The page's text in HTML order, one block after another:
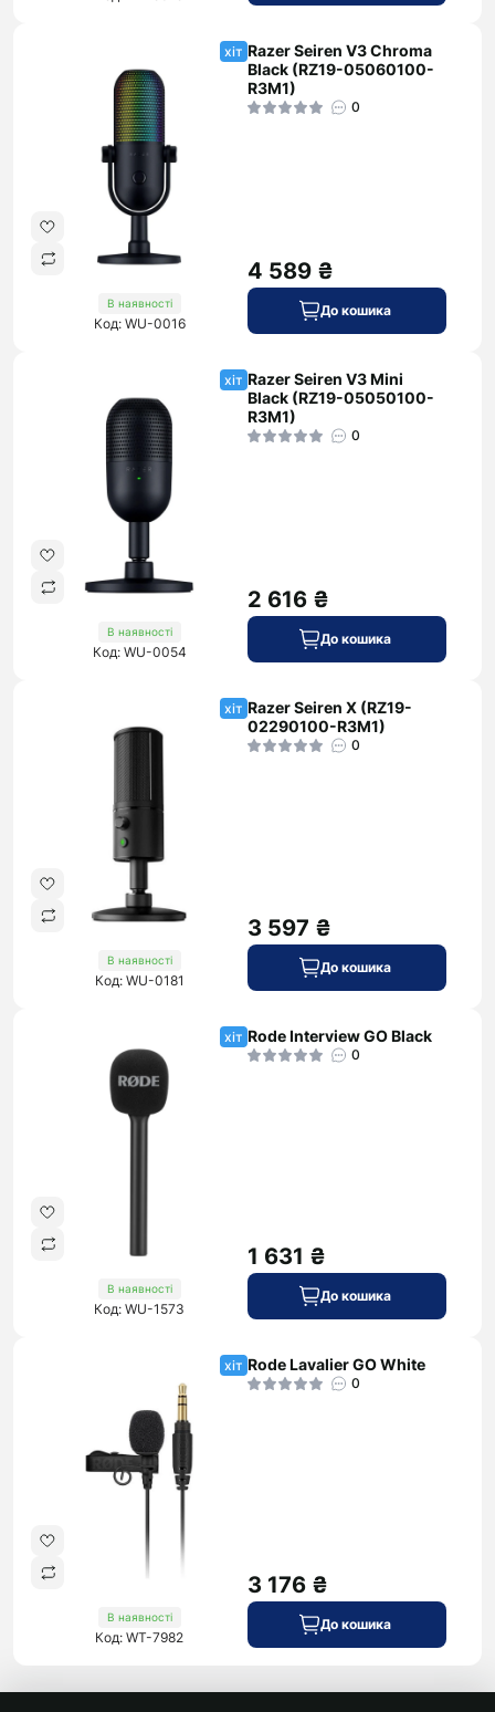
хіт
В наявності
Код: WU-0016
Razer Seiren V3 Chroma
Black (RZ19-05060100-
R3M1)
0
4 589 ₴
До кошика
хіт
В наявності
Код: WU-0054
Razer Seiren V3 Mini
Black (RZ19-05050100-
R3M1)
0
2 616 ₴
До кошика
хіт
В наявності
Код: WU-0181
Razer Seiren X (RZ19-
02290100-R3M1)
0
3 597 ₴
До кошика
хіт
В наявності
Код: WU-1573
Rode Interview GO Black
0
1 631 ₴
До кошика
хіт
В наявності
Код: WT-7982
Rode Lavalier GO White
0
3 176 ₴
До кошика